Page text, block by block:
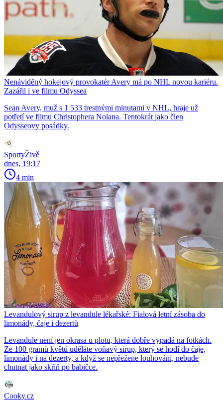
Nenáviděný hokejový provokatér Avery má po NHL novou kariéru.
Zazářil i ve filmu Odyssea
Sean Avery, muž s 1 533 trestnými minutami v NHL, hraje už
potřetí ve filmu Christophera Nolana. Tentokrát jako člen
Odysseovy posádky.
SportyŽivě
dnes, 19:17
4 min
Levandulový sirup z levandule lékařské: Fialová letní zásoba do
limonády, čaje i dezertů
Levandule není jen okrasa u plotu, která dobře vypadá na fotkách.
Ze 100 gramů květů uděláte voňavý sirup, který se hodí do čaje,
limonády i na dezerty, a když se nepřežene louhování, nebude
chutnat jako skříň po babičce.
Cooky.cz